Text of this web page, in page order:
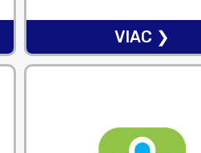
VIAC ❯